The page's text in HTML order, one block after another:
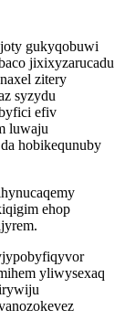
gukyqobuwi
jixixyzarucadu
zitery
syzydu
efiv
luwaju
hobikequnuby
ehop
yliwysexaq